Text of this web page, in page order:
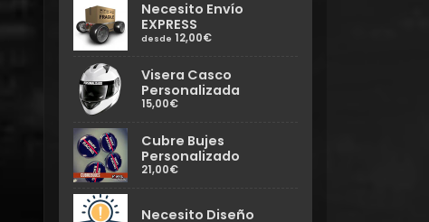
Necesito Envío
EXPRESS
desde 12,00€
Visera Casco
Personalizada
15,00€
Cubre Bujes
Personalizado
21,00€
Necesito Diseño